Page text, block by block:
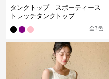
タンクトップ スポーティース
トレッチタンクトップ
全3色